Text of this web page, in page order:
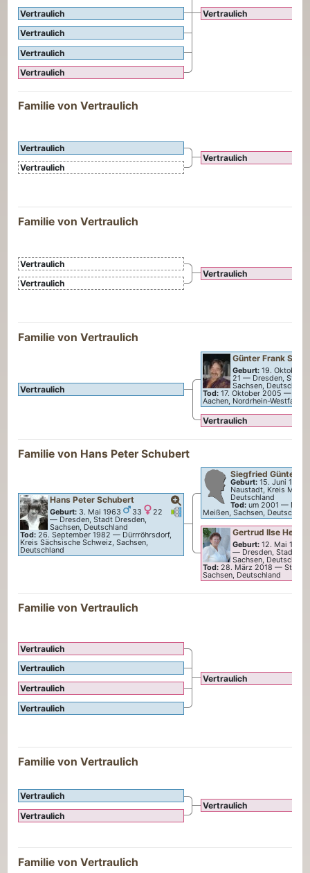
Vertraulich
Vertraulich
Vertraulich
Vertraulich
Vertraulich
Familie von Vertraulich
Vertraulich
Vertraulich
Vertraulich
Familie von Vertraulich
Vertraulich
Vertraulich
Vertraulich
Familie von Vertraulich
Vertraulich
Günter Frank
Geburt: 19. Oktober
21 — Dresden, Stadt
Sachsen,
Tod: 17. Oktober 2005 —
Aachen, Nordrhein-Westfalen,
Vertraulich
Familie von Hans PeterSchubert
Verknüpfungen
Verknüpfungen
Hans PeterSchubert
Geburt: 3. Mai 1963 33
22
— Dresden, Stadt Dresden,
Sachsen, Deutschland
Tod: 26. September 1982 — Dürrröhrsdorf,
Kreis Sächsische Schweiz, Sachsen,
Deutschland
Siegfried Günter
Geburt: 15. Juni 1929
Naustadt, Kreis
Deutschland
Tod: um 2001 —
Meißen, Sachsen,
Gertrud Ilse
Geburt: 12. Mai 1940
— Dresden, Stadt
Sachsen,
Tod: 28. März 2018 —Stadt
Sachsen, Deutschland
Familie von Vertraulich
Vertraulich
Vertraulich
Vertraulich
Vertraulich
Vertraulich
Familie von Vertraulich
Vertraulich
Vertraulich
Vertraulich
Familie von Vertraulich